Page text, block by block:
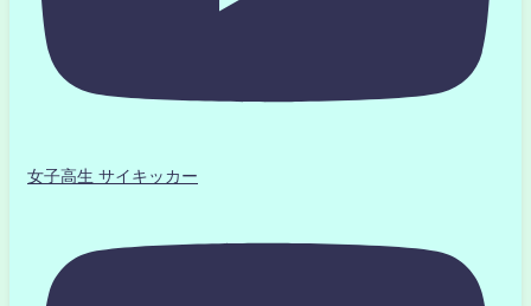
女子高生 サイキッカー